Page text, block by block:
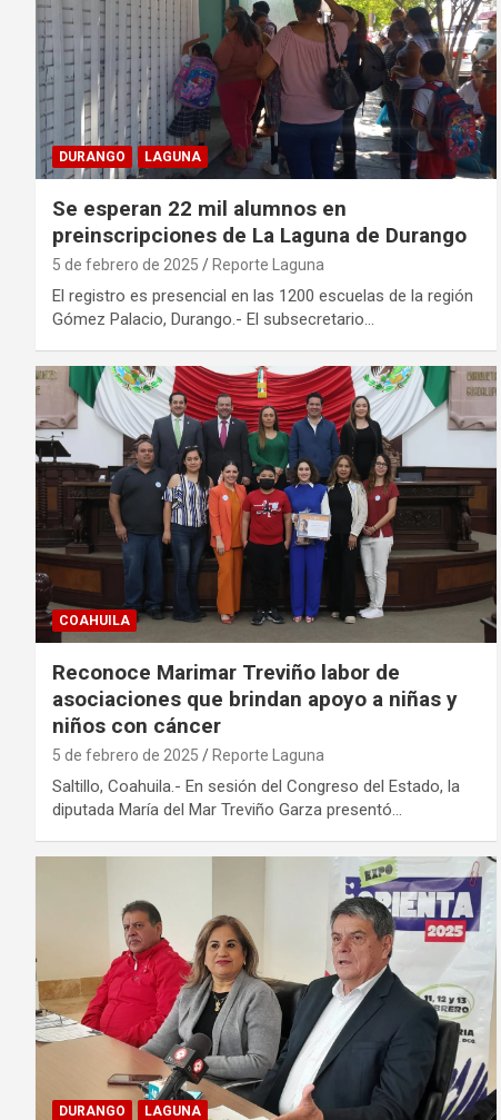
DURANGO LAGUNA
Se esperan 22 mil alumnos en
preinscripciones de La Laguna de Durango
5 de febrero de 2025 Reporte Laguna
El registro es presencial en las 1200 escuelas de la región
Gómez Palacio, Durango.- El subsecretario…
COAHUILA
Reconoce Marimar Treviño labor de
asociaciones que brindan apoyo a niñas y
niños con cáncer
5 de febrero de 2025 Reporte Laguna
Saltillo, Coahuila.- En sesión del Congreso del Estado, la
diputada María del Mar Treviño Garza presentó…
DURANGO LAGUNA